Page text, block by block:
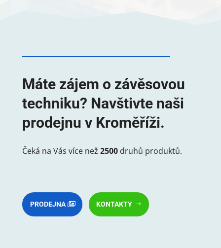
Máte zájem o závěsovou
techniku? Navštivte naši
prodejnu v Kroměříži.
Čeká na Vás více než 2500druhů produktů.
PRODEJNA KONTAKTY